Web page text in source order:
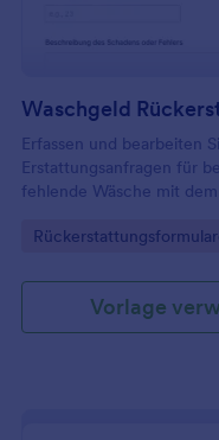
Erfassen und bearbeiten
Erstattungsanfragen für
fehlende Wäsche mit
Wäschereien,
Go to Category:
Vorlage